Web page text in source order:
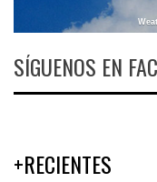
SÍGUENOS EN
+RECIENTES